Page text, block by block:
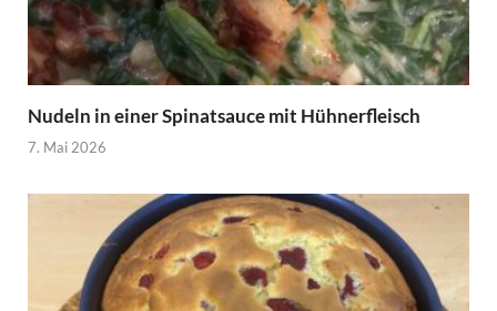
Nudeln in einer Spinatsauce mit Hühnerfleisch
7. Mai 2026